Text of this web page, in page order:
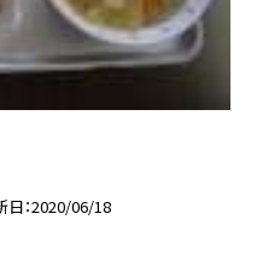
日 2020/06/18